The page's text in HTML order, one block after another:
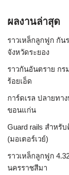
ผลงานล่าสุด
ราวเหล็กลูกฟูก กัน
จังหวัดระยอง
ราวกันอันตราย กร
ร้อยเอ็ด
การ์ดเรล ปลายทา
ขอนแก่น
Guard rails สำหรั
(มอเตอร์เวย์)
ราวเหล็กลูกฟูก
นครราชสีมา